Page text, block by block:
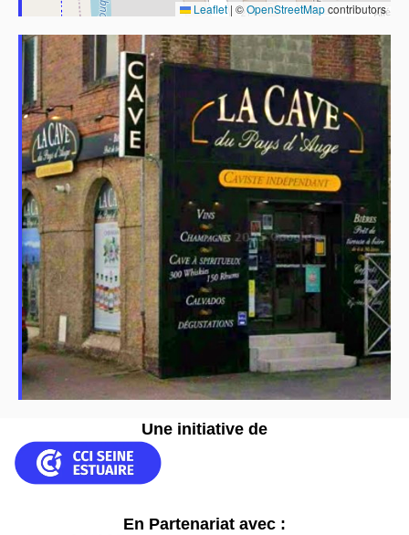
Leaflet | ©OpenStreetMapcontributors
Une initiative de
En Partenariat avec :